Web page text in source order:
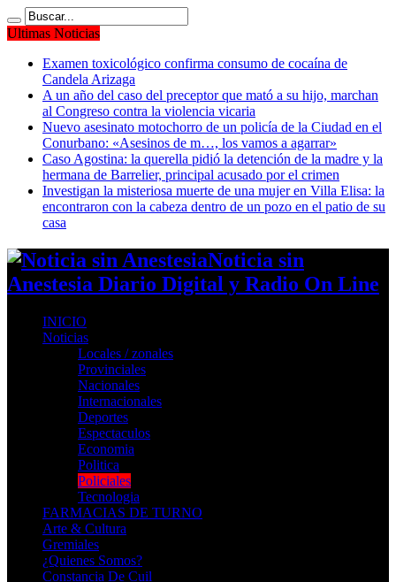
Ultimas Noticias
Examen toxicológico confirma consumo de cocaína de
Candela Arizaga
A un año del caso del preceptor que mató a su hijo, marchan
al Congreso contra la violencia vicaria
Nuevo asesinato motochorro de un policía de la Ciudad en el
Conurbano: «Asesinos de m…, los vamos a agarrar»
Caso Agostina: la querella pidió la detención de la madre y la
hermana de Barrelier, principal acusado por el crimen
Investigan la misteriosa muerte de una mujer en Villa Elisa: la
encontraron con la cabeza dentro de un pozo en el patio de su
casa
Noticia sin
Anestesia Diario Digital y Radio On Line
INICIO
Noticias
Locales / zonales
Provinciales
Nacionales
Internacionales
Deportes
Espectaculos
Economia
Politica
Policiales
Tecnologia
FARMACIAS DE TURNO
Arte & Cultura
Gremiales
¿Quienes Somos?
Constancia De Cuil